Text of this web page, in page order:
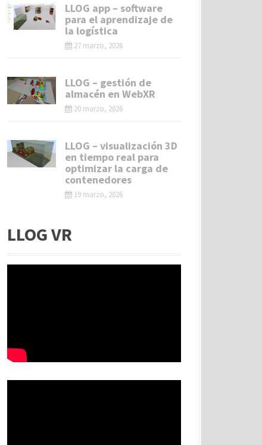
LLOG app – software
para el aprendizaje de
la logística
27 marzo, 2026
LLOG – gestión de
almacén en WebXR
20 marzo, 2026
LLOG – visualización 3D
en tiempo real para
optimizar la carga de
contenedores
19 marzo, 2026
LLOG VR